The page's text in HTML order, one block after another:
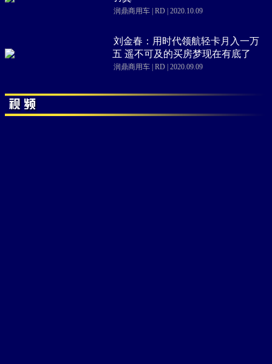
润鼎商用车 | RD | 2020.10.09
刘金春：用时代领航轻卡月入一万
五 遥不可及的买房梦现在有底了
润鼎商用车 | RD | 2020.09.09